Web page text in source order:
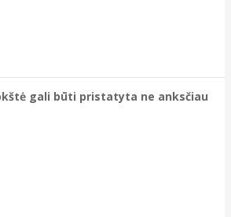
gali būti pristatyta ne anksčiau